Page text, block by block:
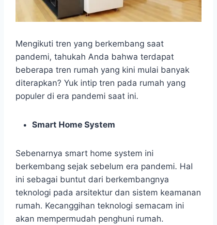
Mengikuti tren yang berkembang saat
pandemi, tahukah Anda bahwa terdapat
beberapa tren rumah yang kini mulai banyak
diterapkan? Yuk intip tren pada rumah yang
populer di era pandemi saat ini.
Smart Home System
Sebenarnya smart home system ini
berkembang sejak sebelum era pandemi. Hal
ini sebagai buntut dari berkembangnya
teknologi pada arsitektur dan sistem keamanan
rumah. Kecanggihan teknologi semacam ini
akan mempermudah penghuni rumah.